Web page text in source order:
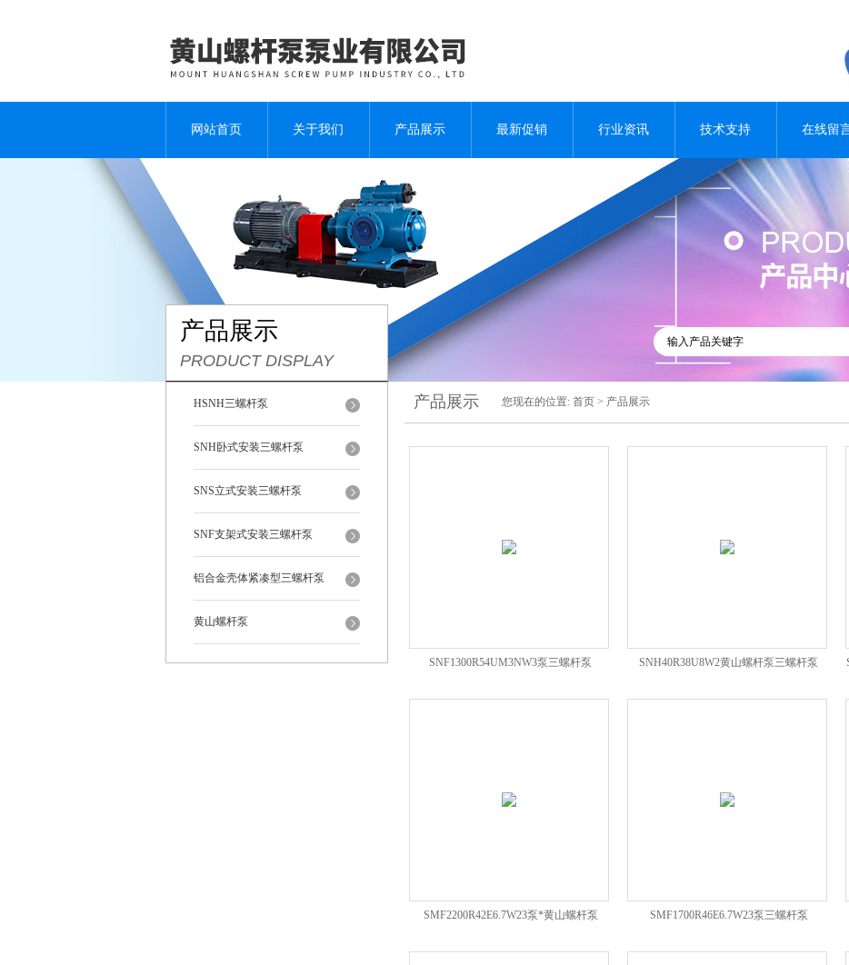
网站首页 关于我们 产品展示 最新促销 行业资讯 技术支持 在线留
产品展示
PRODUCT DISPLAY
HSNH三螺杆泵
SNH卧式安装三螺杆泵
SNS立式安装三螺杆泵
SNF支架式安装三螺杆泵
铝合金壳体紧凑型三螺杆泵
黄山螺杆泵
产品展示 您现在的位置: 首页 > 产品展示
SNF1300R54UM3NW3泵三螺杆泵 SNH40R38U8W2黄山螺杆泵三螺杆泵
SMF2200R42E6.7W23泵*黄山螺杆泵 SMF1700R46E6.7W23泵三螺杆泵